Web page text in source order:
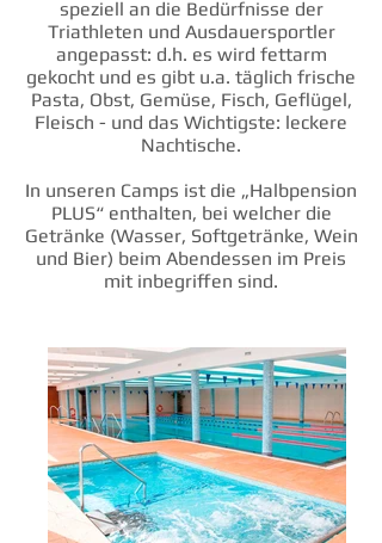
speziell an die Bedürfnisse der
Triathleten und Ausdauersportler
angepasst: d.h. es wird fettarm
gekocht und es gibt u.a. täglich frische
Pasta, Obst, Gemüse, Fisch, Geflügel,
Fleisch - und das Wichtigste: leckere
Nachtische.
In unseren Camps ist die „Halbpension
PLUS“ enthalten, bei welcher die
Getränke (Wasser, Softgetränke, Wein
und Bier) beim Abendessen im Preis
mit inbegriffen sind.